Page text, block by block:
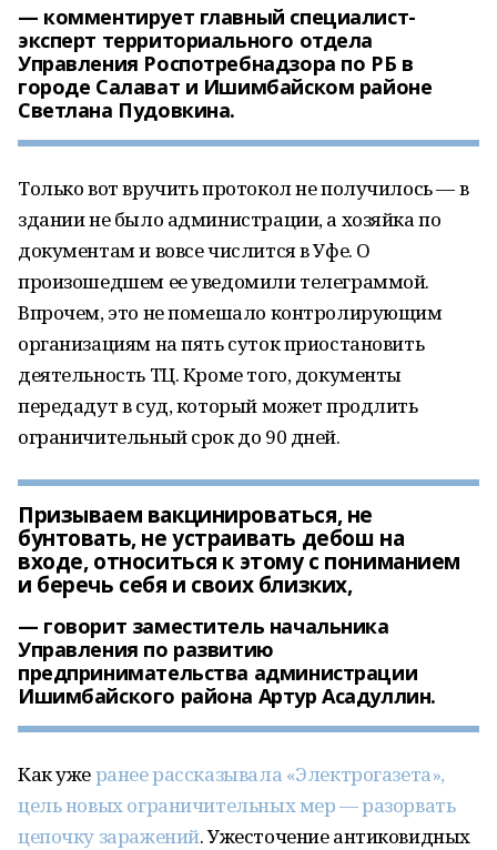
комментирует главный специалист-
эксперт территориального отдела
Управления Роспотребнадзора по РБ в
городе Салават и Ишимбайском районе
Светлана Пудовкина.
Только вот вручить протокол не получилось — в
здании не было администрации, а хозяйка по
документам и вовсе числится в Уфе. О
произошедшем ее уведомили телеграммой.
Впрочем, это не помешало контролирующим
организациям на пять суток приостановить
деятельность ТЦ. Кроме того, документы
передадут в суд, который может продлить
ограничительный срок до 90 дней.
Призываем вакцинироваться, не
бунтовать, не устраивать дебош на
входе, относиться к этому с пониманием
и беречь себя и своих близких,
говорит заместитель начальника
Управления по развитию
предпринимательства администрации
Ишимбайского района Артур Асадуллин.
Как ужеранее рассказывала «Электрогазета»,
цель новых ограничительных мер —разорвать
цепочку заражений. Ужесточение антиковидных